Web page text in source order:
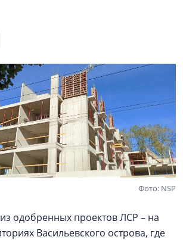
Фото: NSP
одобренных проектов ЛСР – на
Васильевского острова, где